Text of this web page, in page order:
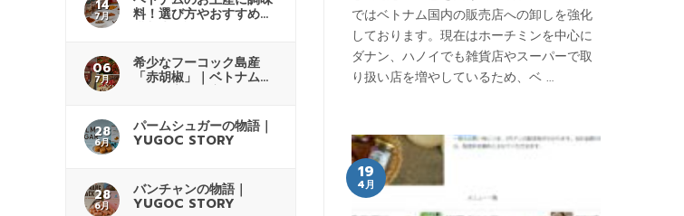
14
7月 料！選び方やおすすめの
購入先解説
06
7月
希少なフーコック島産
「赤胡椒」｜ベトナムで
人気の高級土産
28
6月
パームシュガーの物語｜
YUGOC STORY
28
6月
バンチャンの物語｜
YUGOC STORY
ではベトナム国内の販売店への卸しを強化
しております。現在はホーチミンを中心に
ダナン、ハノイでも雑貨店やスーパーで取
り扱い店を増やしているため、ベ …
19
4月